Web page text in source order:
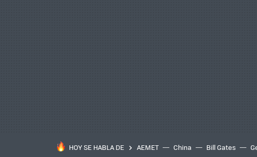
HOY SE HABLA DE AEMET China Bill Gates